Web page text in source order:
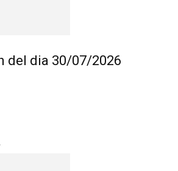
del dia 30/07/2026